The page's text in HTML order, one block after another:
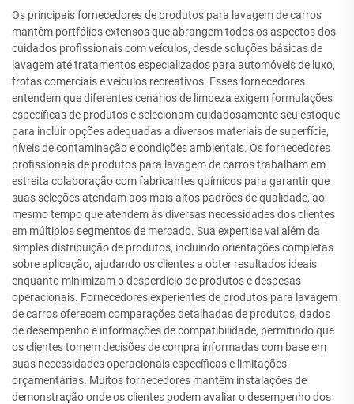
Os principais fornecedores de produtos para lavagem de carros
mantêm portfólios extensos que abrangem todos os aspectos dos
cuidados profissionais com veículos, desde soluções básicas de
lavagem até tratamentos especializados para automóveis de luxo,
frotas comerciais e veículos recreativos. Esses fornecedores
entendem que diferentes cenários de limpeza exigem formulações
específicas de produtos e selecionam cuidadosamente seu estoque
para incluir opções adequadas a diversos materiais de superfície,
níveis de contaminação e condições ambientais. Os fornecedores
profissionais de produtos para lavagem de carros trabalham em
estreita colaboração com fabricantes químicos para garantir que
suas seleções atendam aos mais altos padrões de qualidade, ao
mesmo tempo que atendem às diversas necessidades dos clientes
em múltiplos segmentos de mercado. Sua expertise vai além da
simples distribuição de produtos, incluindo orientações completas
sobre aplicação, ajudando os clientes a obter resultados ideais
enquanto minimizam o desperdício de produtos e despesas
operacionais. Fornecedores experientes de produtos para lavagem
de carros oferecem comparações detalhadas de produtos, dados
de desempenho e informações de compatibilidade, permitindo que
os clientes tomem decisões de compra informadas com base em
suas necessidades operacionais específicas e limitações
orçamentárias. Muitos fornecedores mantêm instalações de
demonstração onde os clientes podem avaliar o desempenho dos